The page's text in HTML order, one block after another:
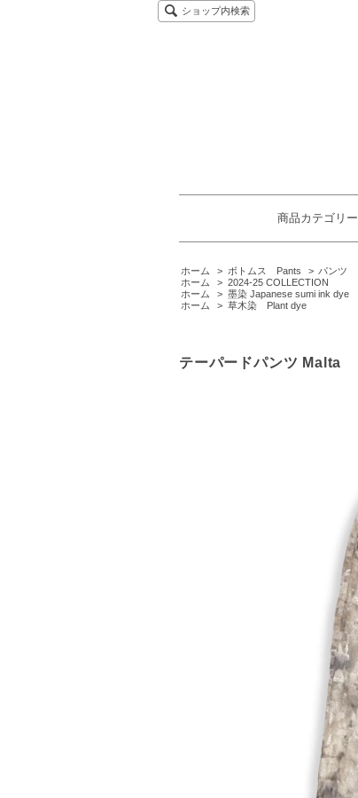
ショップ内検索
商品カテゴリー
ホーム > ボトムス Pants > パンツ
ホーム
> 2024-25 COLLECTION
ホーム
> 墨染 Japanese sumi ink dye
ホーム
> 草木染 Plant dye
テーパードパンツ Malta